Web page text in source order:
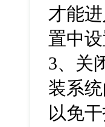
才能
置中
3、关
装系
以免干